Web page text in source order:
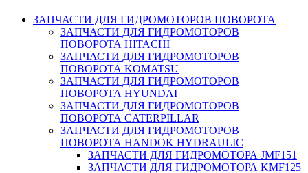
ЗАПЧАСТИ ДЛЯ ГИДРОМОТОРОВ ПОВОРОТА
ЗАПЧАСТИ ДЛЯ ГИДРОМОТОРОВ
ПОВОРОТА HITACHI
ЗАПЧАСТИ ДЛЯ ГИДРОМОТОРОВ
ПОВОРОТА KOMATSU
ЗАПЧАСТИ ДЛЯ ГИДРОМОТОРОВ
ПОВОРОТА HYUNDAI
ЗАПЧАСТИ ДЛЯ ГИДРОМОТОРОВ
ПОВОРОТА CATERPILLAR
ЗАПЧАСТИ ДЛЯ ГИДРОМОТОРОВ
ПОВОРОТА HANDOK HYDRAULIC
ЗАПЧАСТИ ДЛЯ ГИДРОМОТОРА JMF151
ЗАПЧАСТИ ДЛЯ ГИДРОМОТОРА KMF125